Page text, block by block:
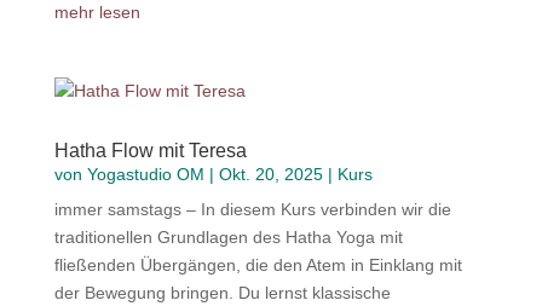
mehr lesen
Hatha Flow mit Teresa
von Yogastudio OM | Okt. 20, 2025| Kurs
immer samstags – In diesem Kurs verbinden wir die
traditionellen Grundlagen des Hatha Yoga mit
fließenden Übergängen, die den Atem in Einklang mit
der Bewegung bringen. Du lernst klassische